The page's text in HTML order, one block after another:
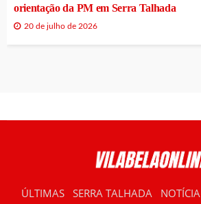
orientação da PM em Serra Talhada
20 de julho de 2026
ÚLTIMAS SERRA TALHADA NOTÍCIA